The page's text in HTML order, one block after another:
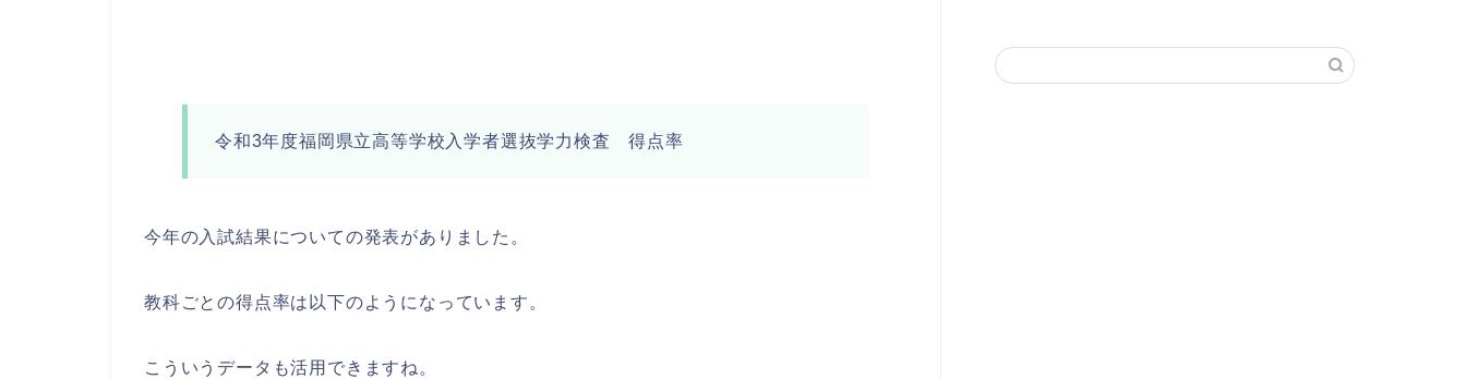
令和3年度福岡県立高等学校入学者選抜学力検査 得点率
今年の入試結果についての発表がありました。
教科ごとの得点率は以下のようになっています。
こういうデータも活用できますね。